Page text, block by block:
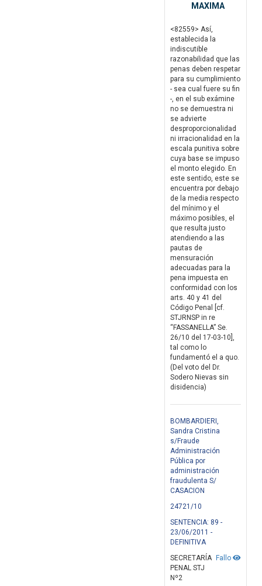
MAXIMA
<82559> Así,
establecida la
indiscutible
razonabilidad que las
penas deben respetar
para su cumplimiento
- sea cual fuere su fin
-, en el sub exámine
no se demuestra ni
se advierte
desproporcionalidad
ni irracionalidad en la
escala punitiva sobre
cuya base se impuso
el monto elegido. En
este sentido, este se
encuentra por debajo
de la media respecto
del mínimo y el
máximo posibles, el
que resulta justo
atendiendo a las
pautas de
mensuración
adecuadas para la
pena impuesta en
conformidad con los
arts. 40 y 41 del
Código Penal [cf.
STJRNSP in re
“FASSANELLA” Se.
26/10 del 17-03-10],
tal como lo
fundamentó el a quo.
(Del voto del Dr.
Sodero Nievas sin
disidencia)
BOMBARDIERI,
Sandra Cristina
s/Fraude
Administración
Pública por
administración
fraudulenta S/
CASACION
24721/10
SENTENCIA: 89 -
23/06/2011 -
DEFINITIVA
Fallo
SECRETARÍA
PENAL STJ
Nº2